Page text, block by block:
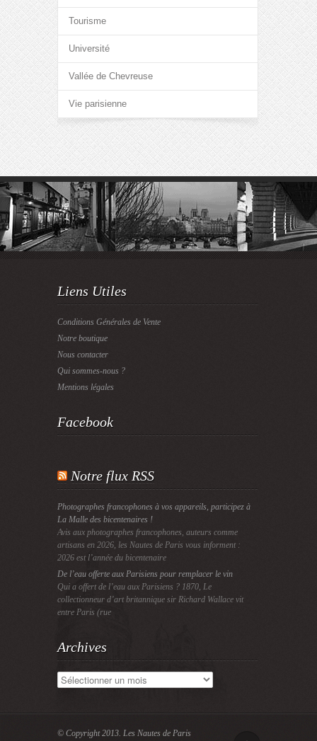
Tourisme
Université
Vallée de Chevreuse
Vie parisienne
Liens Utiles
Conditions Générales de Vente
Notre boutique
Nous contacter
Qui sommes-nous ?
Mentions légales
Facebook
Notre flux RSS
Photographes francophones à vos appareils, participez à
La Malle des bicentenaires !
Avis aux photographes francophones, auteurs comme
artisans en 2026, les Nautes de Paris vous informent :
2026 est l’année du bicentenaire
De l’eau offerte aux Parisiens pour remplacer le vin
Qui a offert de l’eau aux Parisiens ? 1870, Le
collectionneur d’art britannique sir Richard Wallace vit
entre Paris (rue
Archives
Archives
© Copyright 2013. Les Nautes de Paris